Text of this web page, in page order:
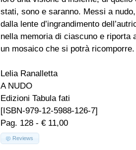
stati, sono e saranno. Messi a
dalla lente d’ingrandimento
nella memoria di ciascuno e riporta
un mosaico che si potrà ricomporre.
Lelia Ranalletta
A NUDO
Edizioni Tabula fati
[ISBN-979-12-5988-126-7]
Pag. 128 - € 11,00
Reviews